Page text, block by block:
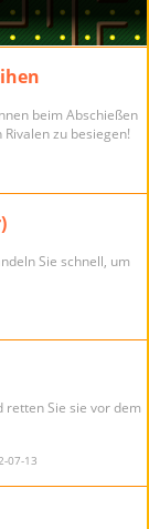
beim Abschießen
zu besiegen!
Sie schnell, um
retten Sie sie vor dem
07-13